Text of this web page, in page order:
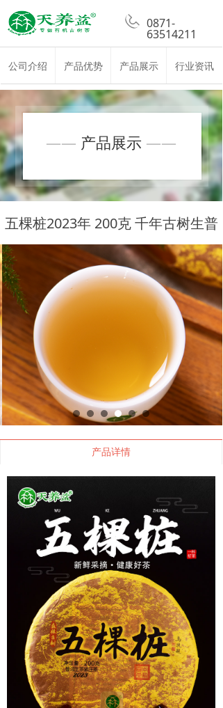
公司介绍 产品优势 产品展示 行业资讯
0871-
63514211
五棵桩2023年 200克 千年古树生普
产品详情
—— 产品展示 ——
五棵桩2023年 200克 千年古树生普